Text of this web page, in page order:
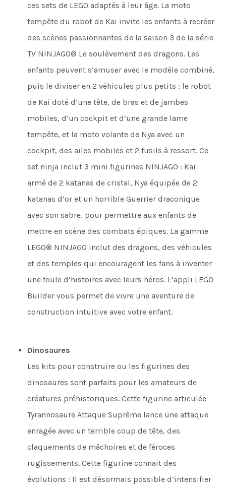
ces sets de LEGO adaptés à leur âge. La moto
tempête du robot de Kai invite les enfants à recréer
des scènes passionnantes de la saison 3 de la série
TV NINJAGO® Le soulèvement des dragons. Les
enfants peuvent s’amuser avec le modèle combiné,
puis le diviser en 2 véhicules plus petits : le robot
de Kai doté d’une tête, de bras et de jambes
mobiles, d’un cockpit et d’une grande lame
tempête, et la moto volante de Nya avec un
cockpit, des ailes mobiles et 2 fusils à ressort. Ce
set ninja inclut 3 mini figurines NINJAGO : Kai
armé de 2 katanas de cristal, Nya équipée de 2
katanas d’or et un horrible Guerrier draconique
avec son sabre, pour permettre aux enfants de
mettre en scène des combats épiques. La gamme
LEGO® NINJAGO inclut des dragons, des véhicules
et des temples qui encouragent les fans à inventer
une foule d’histoires avec leurs héros. L’appli LEGO
Builder vous permet de vivre une aventure de
construction intuitive avec votre enfant.
Dinosaures
Les kits pour construire ou les figurines des
dinosaures sont parfaits pour les amateurs de
créatures préhistoriques. Cette figurine articulée
Tyrannosaure Attaque Suprême lance une attaque
enragée avec un terrible coup de tête, des
claquements de mâchoires et de féroces
rugissements. Cette figurine connait des
évolutions : Il est désormais possible d’intensifier